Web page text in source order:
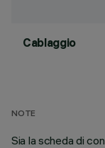
Cablaggio
NOTE
Sia la scheda di